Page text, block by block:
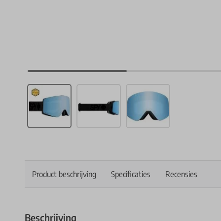
Product beschrijving Specificaties Recensies
Beschrijving